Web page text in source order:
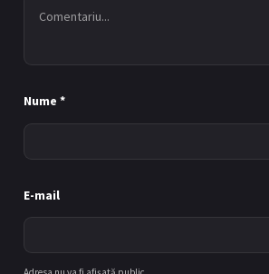
8
27/08/2025
Nume *
E-mail